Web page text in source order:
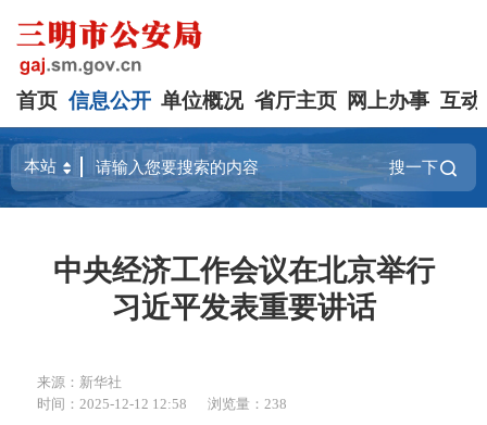
首页 信息公开 单位概况 省厅主页 网上办事 互动
搜一下
中央经济工作会议在北京举行
习近平发表重要讲话
来源：新华社
时间：2025-12-12 12:58
浏览量：238